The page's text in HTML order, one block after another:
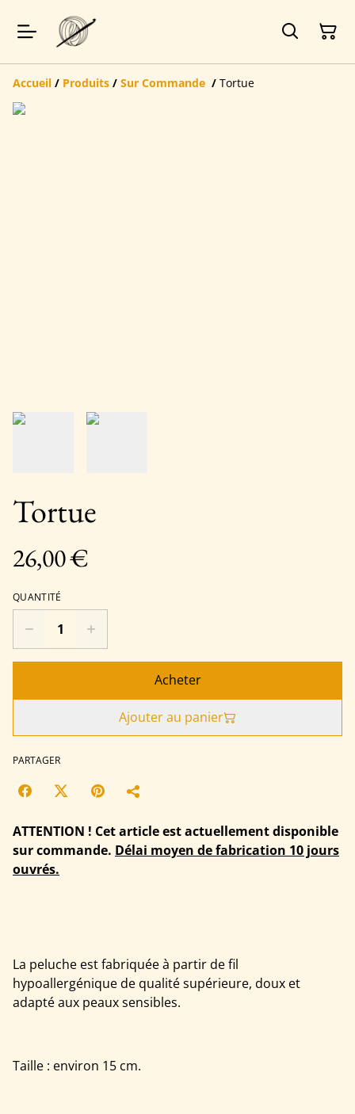
Accueil / Produits / Sur Commande / Tortue
Tortue
26,00 €
QUANTITÉ
Acheter
Ajouter au panier
PARTAGER
ATTENTION ! Cet article est actuellement disponible
sur commande. Délai moyen de fabrication 10 jours
ouvrés.
La peluche est fabriquée à partir de fil
hypoallergénique de qualité supérieure, doux et
adapté aux peaux sensibles.
Taille : environ 15 cm.